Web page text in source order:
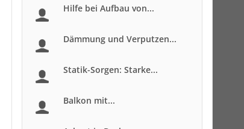
Hilfe bei Aufbau von...
Dämmung und Verputzen...
Statik-Sorgen: Starke...
Balkon mit...